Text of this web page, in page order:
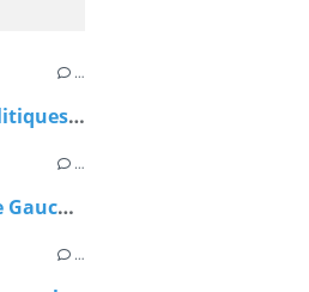
…
EDS Sciences Politiques. Un article de Michael C.Behrent extrait de Sciences Humaines.fr
…
Le clivage Droite Gauche en France aujourd'hui est-il toujours pertinent ?
…